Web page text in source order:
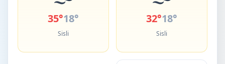
35°18°
Sisli
32°18°
Sisli